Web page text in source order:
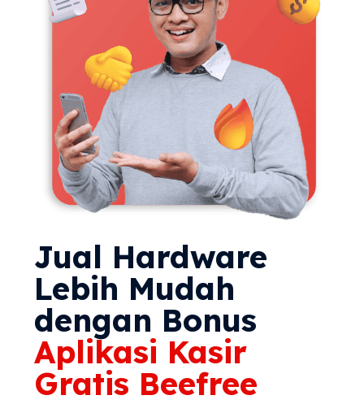
Jual Hardware
Lebih Mudah
dengan Bonus
Aplikasi Kasir
Gratis Beefree